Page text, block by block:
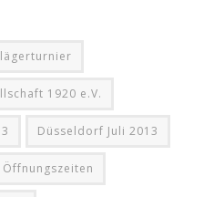
1920 e.V.
Düsseldorf Juli 2013
Öffnungszeiten